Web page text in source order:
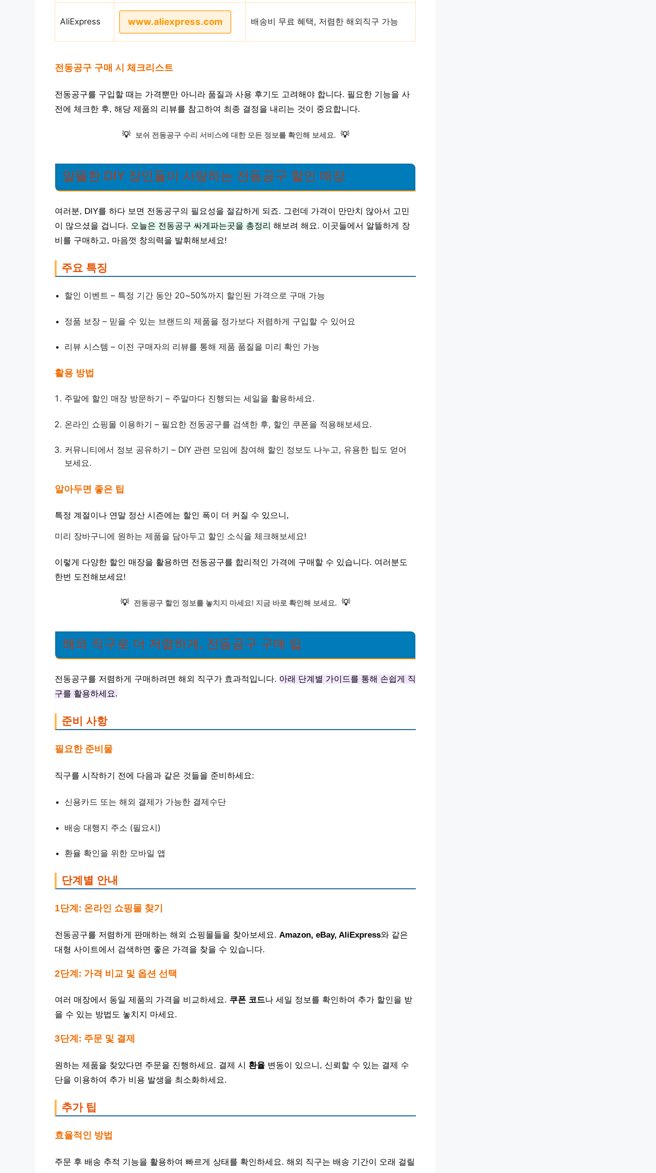
AliExpress www.aliexpress.com 배송비 무료 혜택, 저렴한 해외직구 가능
전동공구 구매 시 체크리스트
전동공구를 구입할 때는 가격뿐만 아니라 품질과 사용 후기도 고려해야 합니다. 필요한 기능을 사
전에 체크한 후, 해당 제품의 리뷰를 참고하여 최종 결정을 내리는 것이 중요합니다.
💡 보쉬 전동공구 수리 서비스에 대한 모든 정보를 확인해 보세요. 💡
알뜰한 DIY 장인들이 사랑하는 전동공구 할인 매장
여러분, DIY를 하다 보면 전동공구의 필요성을 절감하게 되죠. 그런데 가격이 만만치 않아서 고민
이 많으셨을 겁니다. 오늘은 전동공구 싸게파는곳을 총정리 해보려 해요. 이곳들에서 알뜰하게 장
비를 구매하고, 마음껏 창의력을 발휘해보세요!
주요 특징
할인 이벤트 – 특정 기간 동안 20~50%까지 할인된 가격으로 구매 가능
정품 보장 – 믿을 수 있는 브랜드의 제품을 정가보다 저렴하게 구입할 수 있어요
리뷰 시스템 – 이전 구매자의 리뷰를 통해 제품 품질을 미리 확인 가능
활용 방법
주말에 할인 매장 방문하기 – 주말마다 진행되는 세일을 활용하세요.
온라인 쇼핑몰 이용하기 – 필요한 전동공구를 검색한 후, 할인 쿠폰을 적용해보세요.
커뮤니티에서 정보 공유하기 – DIY 관련 모임에 참여해 할인 정보도 나누고, 유용한 팁도 얻어
보세요.
알아두면 좋은 팁
특정 계절이나 연말 정산 시즌에는 할인 폭이 더 커질 수 있으니,
미리 장바구니에 원하는 제품을 담아두고 할인 소식을 체크해보세요!
이렇게 다양한 할인 매장을 활용하면 전동공구를 합리적인 가격에 구매할 수 있습니다. 여러분도
한번 도전해보세요!
💡 전동공구 할인 정보를 놓치지 마세요! 지금 바로 확인해 보세요. 💡
해외 직구로 더 저렴하게, 전동공구 구매 팁
전동공구를 저렴하게 구매하려면 해외 직구가 효과적입니다. 아래 단계별 가이드를 통해 손쉽게 직
구를 활용하세요.
준비 사항
필요한 준비물
직구를 시작하기 전에 다음과 같은 것들을 준비하세요:
신용카드 또는 해외 결제가 가능한 결제수단
배송 대행지 주소 (필요시)
환율 확인을 위한 모바일 앱
단계별 안내
1단계: 온라인 쇼핑몰 찾기
전동공구를 저렴하게 판매하는 해외 쇼핑몰들을 찾아보세요. Amazon, eBay, AliExpress와 같은
대형 사이트에서 검색하면 좋은 가격을 찾을 수 있습니다.
2단계: 가격 비교 및 옵션 선택
여러 매장에서 동일 제품의 가격을 비교하세요. 쿠폰 코드나 세일 정보를 확인하여 추가 할인을 받
을 수 있는 방법도 놓치지 마세요.
3단계: 주문 및 결제
원하는 제품을 찾았다면 주문을 진행하세요. 결제 시 환율 변동이 있으니, 신뢰할 수 있는 결제 수
단을 이용하여 추가 비용 발생을 최소화하세요.
추가 팁
효율적인 방법
주문 후 배송 추적 기능을 활용하여 빠르게 상태를 확인하세요. 해외 직구는 배송 기간이 오래 걸릴